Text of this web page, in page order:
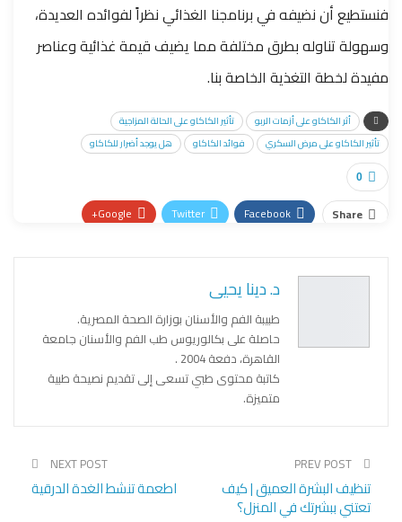
فنستطيع أن نضيفه في برنامجنا الغذائي نظراً لفوائده العديدة،
وسهولة تناوله بطرق مختلفة مما يضيف قيمة غذائية وعناصر
مفيدة لخطة التغذية الخاصة بنا.
أثر الكاكاو على أزمات الربو
تأثير الكاكاو على الحالة المزاجية
تأثير الكاكاو على مرض السكري
فوائد الكاكاو هل يوجد أضرار للكاكاو
0
Share
Facebook
Twitter
Google+
Email
د. دينا يحيى
طبيبة الفم والأسنان بوزارة الصحة المصرية.
حاصلة على بكالوريوس طب الفم والأسنان جامعة
القاهرة، دفعة 2004 .
كاتبة محتوى طبي تسعى إلى تقديم نصيحة طبية
متميزة.
تنظيف البشرة العميق | كيف
تعتني ببشرتك في المنزل؟
NEXT POST
اطعمة تنشط الغدة الدرقية